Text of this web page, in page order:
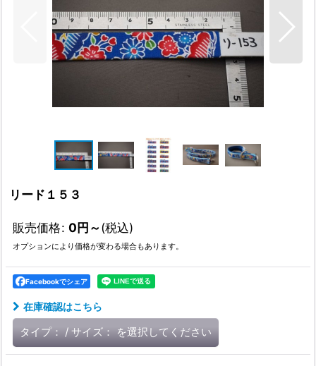
リード１５３
販売価格: 0円～(税込)
オプションにより価格が変わる場合もあります。
Facebookでシェア
在庫確認はこちら
タイプ： / サイズ： を選択してください